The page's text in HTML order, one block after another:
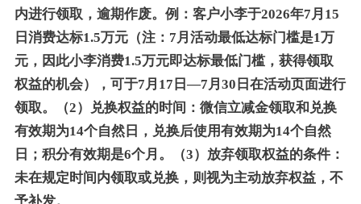
内进行领取，逾期作废。例：客户小李于2026年7月15
日消费达标1.5万元（注：7月活动最低达标门槛是1万
元，因此小李消费1.5万元即达标最低门槛，获得领取
权益的机会），可于7月17日—7月30日在活动页面进行
领取。（2）兑换权益的时间：微信立减金领取和兑换
有效期为14个自然日，兑换后使用有效期为14个自然
日；积分有效期是6个月。（3）放弃领取权益的条件：
未在规定时间内领取或兑换，则视为主动放弃权益，不